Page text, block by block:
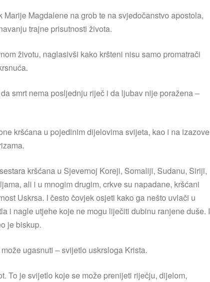
Magdalene na grob te na svjedočanstvo apostola,
trajne prisutnosti života.
životu, naglasivši kako kršteni nisu samo promatrači
smrt nema posljednju riječ i da ljubav nije poražena –
kršćana u pojedinim dijelovima svijeta, kao i na izazove
kršćana u Sjevernoj Koreji, Somaliji, Sudanu, Siriji,
ali i u mnogim drugim, crkve su napadane, kršćani
Uskrsa. I često čovjek osjeti kako ga nešto uvlači u
i nagle utjehe koje ne mogu liječiti dubinu ranjene duše. I
je biskup.
ugasnuti – svijetlo uskrsloga Krista.
To je svijetlo koje se može prenijeti riječju, dijelom,